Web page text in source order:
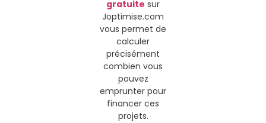
gratuite sur
Joptimise.com
vous permet de
calculer
précisément
combien vous
pouvez
emprunter pour
financer ces
projets.